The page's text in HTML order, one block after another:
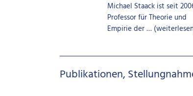
Michael Staack ist seit
Professor für Theorie und
Empirie der …
Publikationen,